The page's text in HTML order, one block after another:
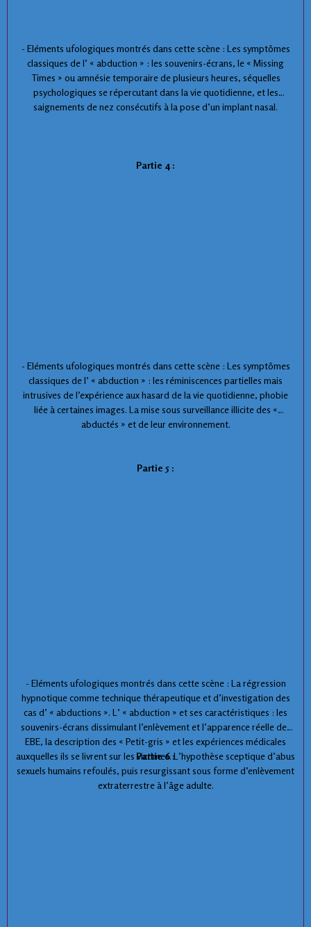
- Eléments ufologiques montrés dans cette scène : Les symptômes
classiques de l’ « abduction » : les souvenirs-écrans, le « Missing
Times » ou amnésie temporaire de plusieurs heures, séquelles
psychologiques se répercutant dans la vie quotidienne, et les
saignements de nez consécutifs à la pose d’un implant nasal.
Partie 4 :
- Eléments ufologiques montrés dans cette scène : Les symptômes
classiques de l’ « abduction » : les réminiscences partielles mais
intrusives de l’expérience aux hasard de la vie quotidienne, phobie
liée à certaines images. La mise sous surveillance illicite des «
abductés » et de leur environnement.
Partie 5 :
- Eléments ufologiques montrés dans cette scène : La régression
hypnotique comme technique thérapeutique et d’investigation des
cas d’ « abductions ». L’ « abduction » et ses caractéristiques : les
souvenirs-écrans dissimulant l’enlèvement et l’apparence réelle des
EBE, la description des « Petit-gris » et les expériences médicales
auxquelles ils se livrent sur les victimes. L’hypothèse sceptique d’abus
sexuels humains refoulés, puis resurgissant sous forme d’enlèvement
extraterrestre à l’âge adulte.
Partie 6 :